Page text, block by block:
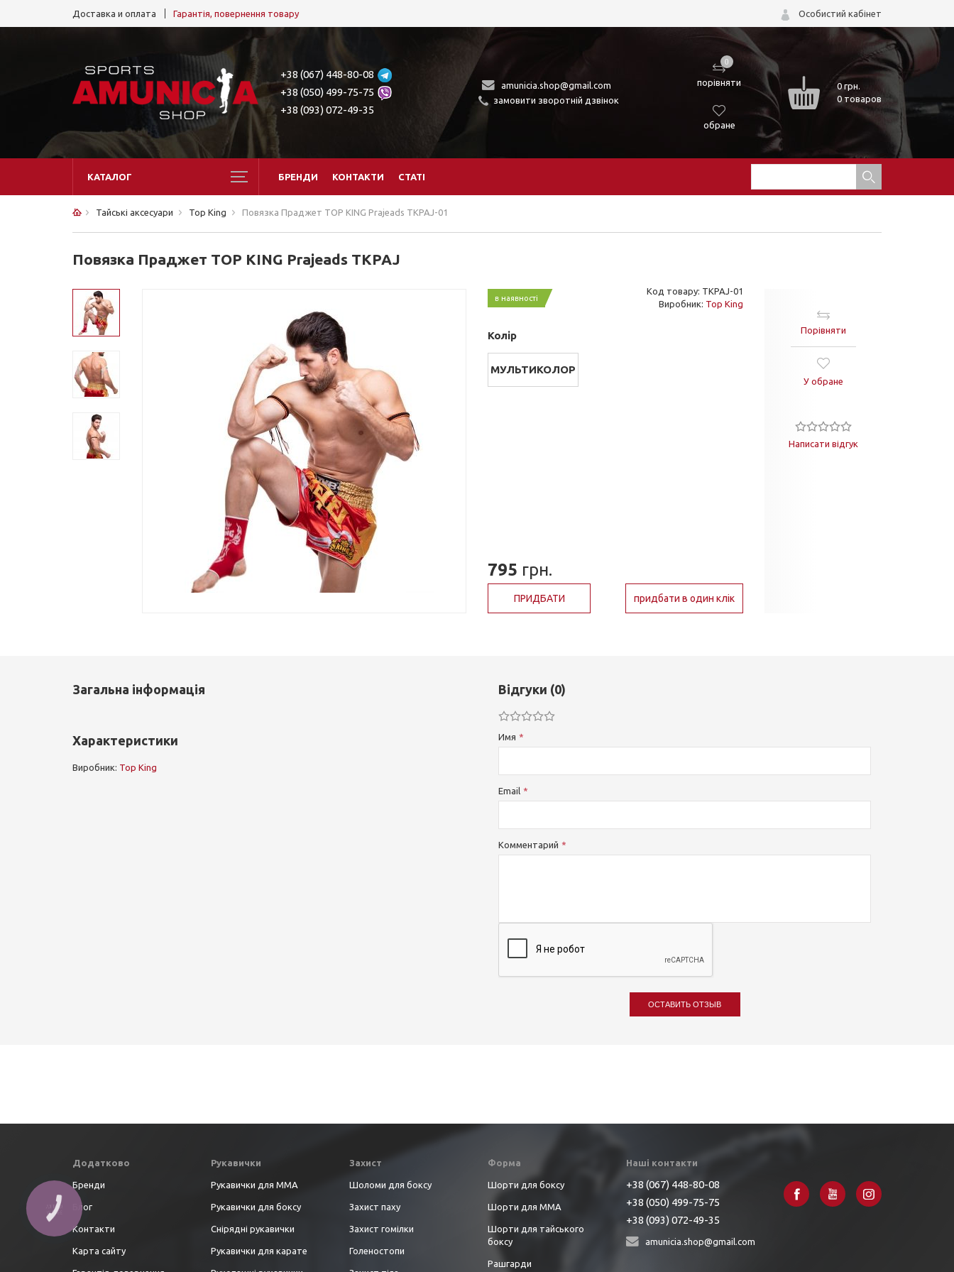
Доставка и оплата Гарантія, повернення товару Особистий кабінет
+38 (067) 448-80-08
+38 (050) 499-75-75
+38 (093) 072-49-35
amunicia.shop@gmail.com
замовити зворотній дзвінок
0
порівняти
обране
0грн.
0 товаров
КАТАЛОГ БРЕНДИ КОНТАКТИ СТАТІ
Тайські аксесуари Top King Повязка Праджет TOP KING Prajeads TKPAJ-01
Повязка Праджет TOP KING Prajeads TKPAJ
в наявності
Код товару: TKPAJ-01
Виробник: Top King
Колір
МУЛЬТИКОЛОР
795 грн.
ПРИДБАТИ придбати в один клік
Порівняти
У обране
Написати відгук
Загальна інформація
Характеристики
Виробник: Top King
Відгуки (0)
Имя
Email
Комментарий
ОСТАВИТЬ ОТЗЫВ
Додатково
Бренди
Блог
Контакти
Карта сайту
Рукавички
Рукавички для ММА
Рукавички для боксу
Снірядні рукавички
Рукавички для карате
Захист
Шоломи для боксу
Захист паху
Захист гомілки
Голеностопи
Форма
Шорти для боксу
Шорти для ММА
Шорти для тайського
боксу
Рашгарди
Наші контакти
+38 (067) 448-80-08
+38 (050) 499-75-75
+38 (093) 072-49-35
amunicia.shop@gmail.com
КНОПКА
ЗВ'ЯЗКУ